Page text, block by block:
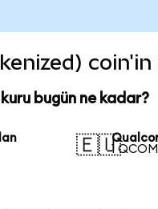
bugün ne kadar?
🇪🇺
1